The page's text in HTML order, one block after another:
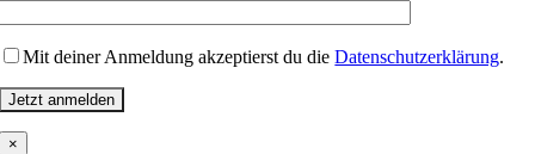
Mit deiner Anmeldung akzeptierst du dieDatenschutzerklärung.
×